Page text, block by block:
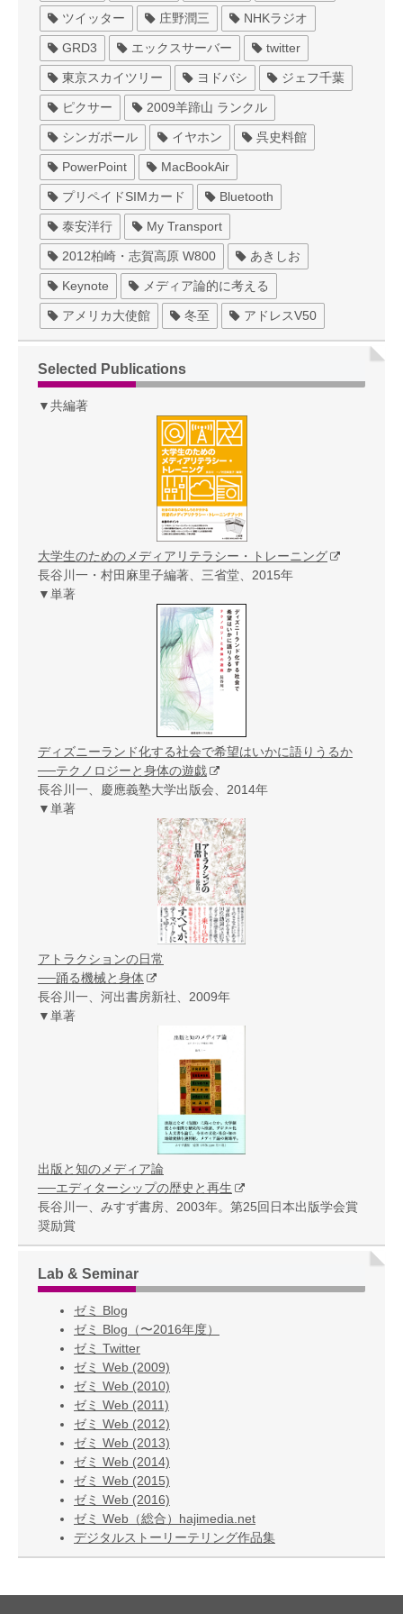
ツイッター 庄野潤三 NHKラジオ
GRD3 エックスサーバー twitter
東京スカイツリー ヨドバシ ジェフ千葉
ピクサー 2009羊蹄山 ランクル
シンガポール イヤホン 呉史料館
PowerPoint MacBookAir
プリペイドSIMカード Bluetooth
泰安洋行 My Transport
2012柏崎・志賀高原 W800 あきしお
Keynote メディア論的に考える
アメリカ大使館 冬至 アドレスV50
Selected Publications
▼共編著
大学生のためのメディアリテラシー・トレーニング
長谷川一・村田麻里子編著、三省堂、2015年
▼単著
ディズニーランド化する社会で希望はいかに語りうるか
──テクノロジーと身体の遊戯
長谷川一、慶應義塾大学出版会、2014年
▼単著
アトラクションの日常
──踊る機械と身体
長谷川一、河出書房新社、2009年
▼単著
出版と知のメディア論
──エディターシップの歴史と再生
長谷川一、みすず書房、2003年。第25回日本出版学会賞
奨励賞
Lab & Seminar
ゼミ Blog
ゼミ Blog（〜2016年度）
ゼミ Twitter
ゼミ Web (2009)
ゼミ Web (2010)
ゼミ Web (2011)
ゼミ Web (2012)
ゼミ Web (2013)
ゼミ Web (2014)
ゼミ Web (2015)
ゼミ Web (2016)
ゼミ Web（総合）hajimedia.net
デジタルストーリーテリング作品集